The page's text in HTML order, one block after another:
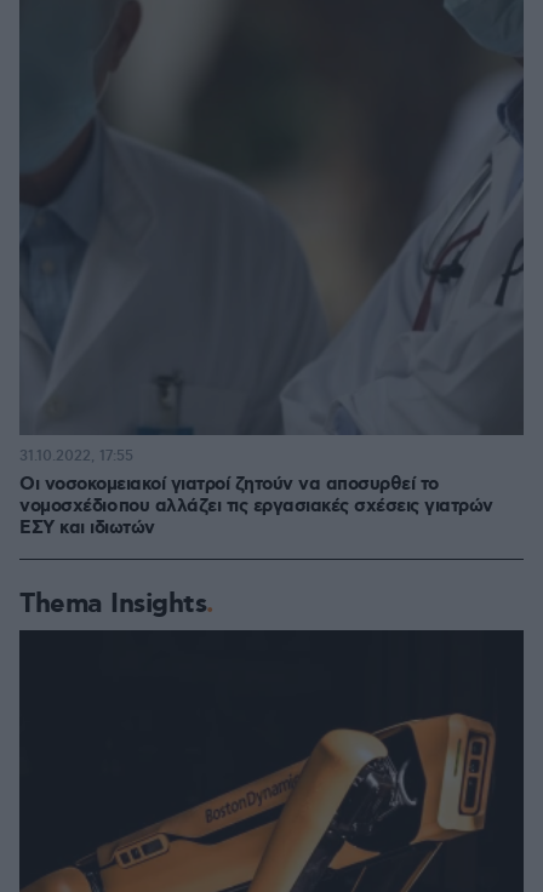
Οι νοσοκομειακοί γιατροί ζητούν να αποσυρθεί το
νομοσχέδιο που αλλάζει τις εργασιακές σχέσεις γιατρών
ΕΣΥ και ιδιωτών
31.10.2022, 17:55
Thema Insights